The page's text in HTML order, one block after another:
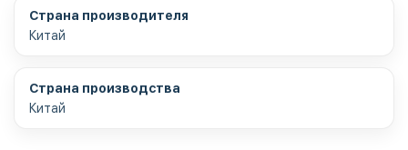
Страна производителя
Китай
Страна производства
Китай